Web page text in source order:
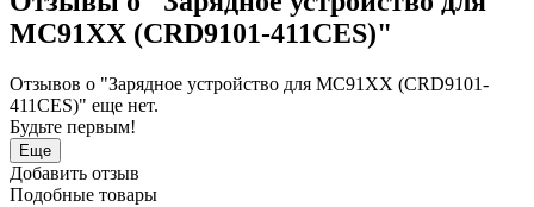
MC91XX (CRD9101-411CES)"
Отзывов о "Зарядное устройство для MC91XX (CRD9101-
411CES)" еще нет.
Будьте первым!
Еще
Добавить отзыв
Подобные товары